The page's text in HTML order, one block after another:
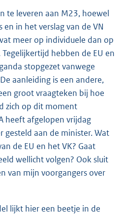
te leveren aan M23, hoewel
in het verslag van de VN
meer op individuele dan op
hebben de EU en
stopgezet vanwege
aanleiding is een andere,
groot vraagteken bij hoe
zich op dit moment
heeft afgelopen vrijdag
gesteld aan de minister. Wat
de EU en het VK? Gaat
wellicht volgen? Ook sluit
van mijn voorgangers over
lijkt hier een beetje in de